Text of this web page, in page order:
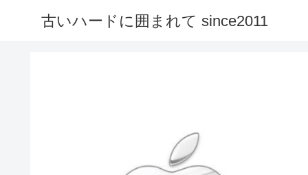
古いハードに囲まれて since2011